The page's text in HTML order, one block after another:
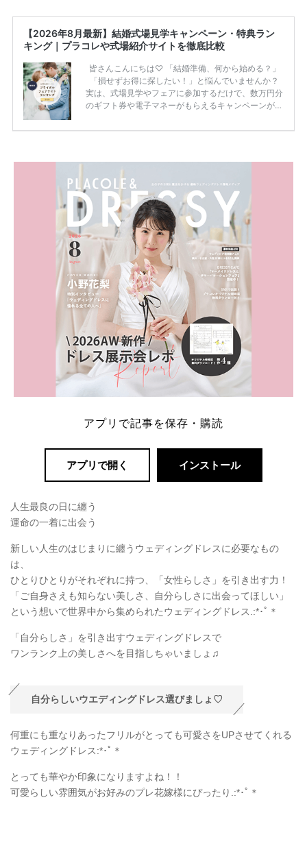
【2026年8月最新】結婚式場見学キャンペーン・特典ラン
キング｜プラコレや式場紹介サイトを徹底比較
皆さんこんにちは♡ 「結婚準備、何から始める？」
「損せずお得に探したい！」と悩んでいませんか？
実は、式場見学やフェアに参加するだけで、数万円分
のギフト券や電子マネーがもらえるキャンペーンがあ
ため、比較せずに選ぶと損をしてしまうことも……。
内容：特典金額・条件・応募方法・注意点 「どこが
一番お得？」「プラコレの特典は？」といった疑問も
解決します。 まずは診断で候補を絞れる「ウェディ
ング診断」か、体験型 […]
続きを読む
アプリで記事を保存・購読
アプリで開く インストール
人生最良の日に纏う
運命の一着に出会う
新しい人生のはじまりに纏うウェディングドレスに必要なもの
は、
ひとりひとりがそれぞれに持つ、「女性らしさ」を引き出す力！
「ご自身さえも知らない美しさ、自分らしさに出会ってほしい」
という想いで世界中から集められたウェディングドレス.:*･ﾟ＊
「自分らしさ」を引き出すウェディングドレスで
ワンランク上の美しさへを目指しちゃいましょ♫
自分らしいウエディングドレス選びましょ♡
何重にも重なりあったフリルがとっても可愛さをUPさせてくれる
ウェディングドレス:*･ﾟ＊
とっても華やか印象になりますよね！！
可愛らしい雰囲気がお好みのプレ花嫁様にぴったり.:*･ﾟ＊